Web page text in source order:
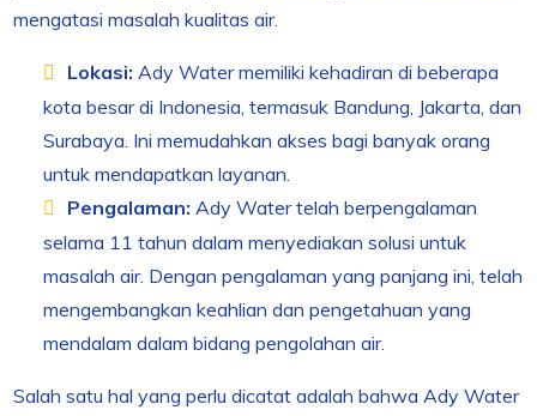
mengatasi masalah kualitas air.
Lokasi: Ady Water memiliki kehadiran di beberapa
kota besar di Indonesia, termasuk Bandung, Jakarta, dan
Surabaya. Ini memudahkan akses bagi banyak orang
untuk mendapatkan layanan.
Pengalaman: Ady Water telah berpengalaman
selama 11 tahun dalam menyediakan solusi untuk
masalah air. Dengan pengalaman yang panjang ini, telah
mengembangkan keahlian dan pengetahuan yang
mendalam dalam bidang pengolahan air.
Salah satu hal yang perlu dicatat adalah bahwa Ady Water